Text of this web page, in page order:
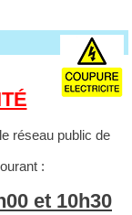
réseau public de
:
et 10h30